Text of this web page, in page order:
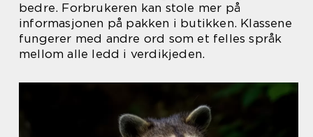
bedre. Forbrukeren kan stole mer på
informasjonen på pakken i butikken. Klassene
fungerer med andre ord som et felles språk
mellom alle ledd i verdikjeden.